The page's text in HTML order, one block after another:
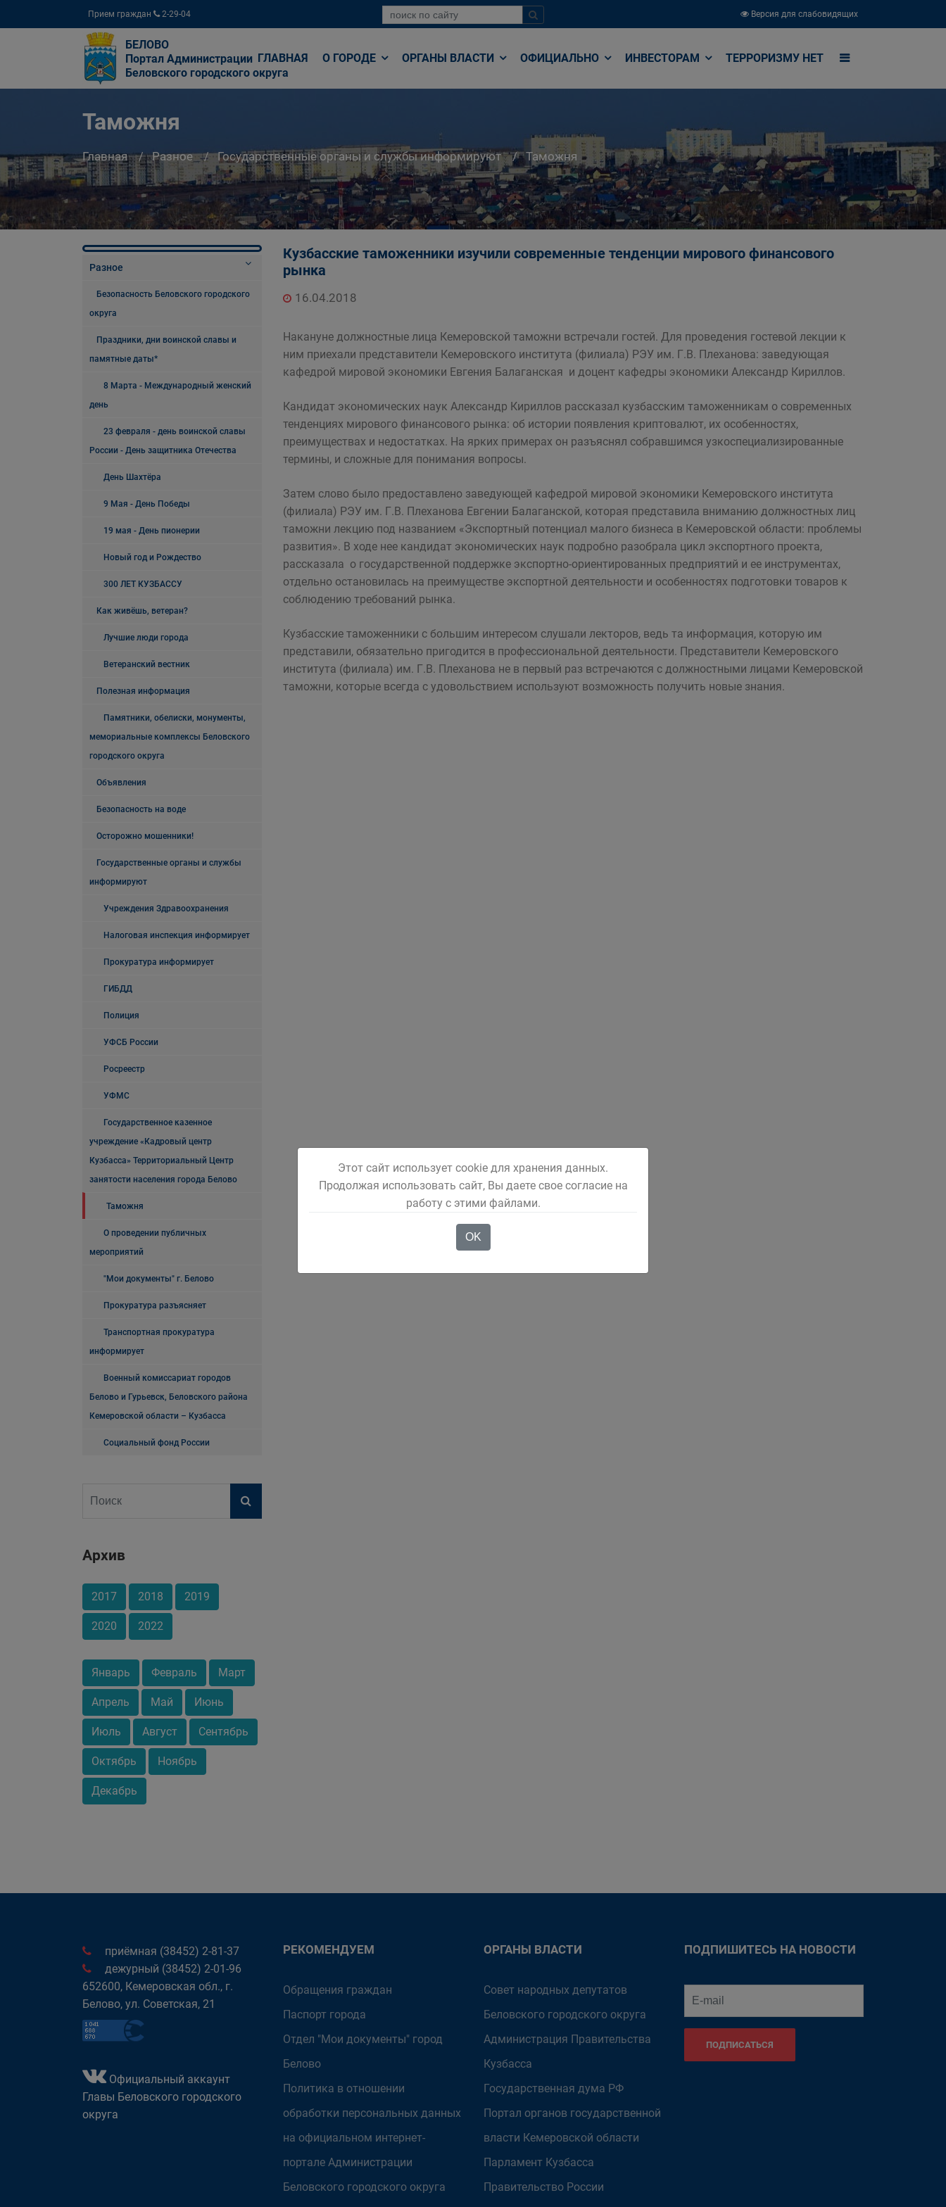
Прием граждан 2-29-04 Версия для слабовидящих
БЕЛОВО
Портал Администрации
Беловского городского округа
ГЛАВНАЯ О ГОРОДЕ ОРГАНЫ ВЛАСТИ ОФИЦИАЛЬНО ИНВЕСТОРАМ ТЕРРОРИЗМУ НЕТ
Таможня
Главная Разное Государственные органы и службы информируют Таможня
Разное
Безопасность Беловского городского
округа
Праздники, дни воинской славы и
памятные даты*
8 Марта - Международный женский
день
23 февраля - день воинской славы
России - День защитника Отечества
День Шахтёра
9 Мая - День Победы
19 мая - День пионерии
Новый год и Рождество
300 ЛЕТ КУЗБАССУ
Как живёшь, ветеран?
Лучшие люди города
Ветеранский вестник
Полезная информация
Памятники, обелиски, монументы,
мемориальные комплексы Беловского
городского округа
Объявления
Безопасность на воде
Осторожно мошенники!
Государственные органы и службы
информируют
Учреждения Здравоохранения
Налоговая инспекция информирует
Прокуратура информирует
ГИБДД
Полиция
УФСБ России
Росреестр
УФМС
Государственное казенное
учреждение «Кадровый центр
Кузбасса» Территориальный Центр
занятости населения города Белово
Таможня
О проведении публичных
мероприятий
"Мои документы" г. Белово
Прокуратура разъясняет
Транспортная прокуратура
информирует
Военный комиссариат городов
Белово и Гурьевск, Беловского района
Кемеровской области – Кузбасса
Социальный фонд России
Архив
2017 2018 2019
2020 2022
Январь Февраль Март
Апрель Май Июнь
Июль Август Сентябрь
Октябрь Ноябрь
Декабрь
Кузбасские таможенники изучили современные тенденции мирового финансового
рынка
16.04.2018
Накануне должностные лица Кемеровской таможни встречали гостей. Для проведения гостевой лекции к
ним приехали представители Кемеровского института (филиала) РЭУ им. Г.В. Плеханова: заведующая
кафедрой мировой экономики Евгения Балаганская и доцент кафедры экономики Александр Кириллов.
Кандидат экономических наук Александр Кириллов рассказал кузбасским таможенникам о современных
тенденциях мирового финансового рынка: об истории появления криптовалют, их особенностях,
преимуществах и недостатках. На ярких примерах он разъяснял собравшимся узкоспециализированные
термины, и сложные для понимания вопросы.
Затем слово было предоставлено заведующей кафедрой мировой экономики Кемеровского института
(филиала) РЭУ им. Г.В. Плеханова Евгении Балаганской, которая представила вниманию должностных лиц
таможни лекцию под названием «Экспортный потенциал малого бизнеса в Кемеровской области: проблемы
развития». В ходе нее кандидат экономических наук подробно разобрала цикл экспортного проекта,
рассказала о государственной поддержке экспортно-ориентированных предприятий и ее инструментах,
отдельно остановилась на преимуществе экспортной деятельности и особенностях подготовки товаров к
соблюдению требований рынка.
Кузбасские таможенники с большим интересом слушали лекторов, ведь та информация, которую им
представили, обязательно пригодится в профессиональной деятельности. Представители Кемеровского
института (филиала) им. Г.В. Плеханова не в первый раз встречаются с должностными лицами Кемеровской
таможни, которые всегда с удовольствием используют возможность получить новые знания.
приёмная (38452) 2-81-37
дежурный (38452) 2-01-96
652600, Кемеровская обл., г.
Белово, ул. Советская, 21
Официальный аккаунт
Главы Беловского городского
округа
РЕКОМЕНДУЕМ
Обращения граждан
Паспорт города
Отдел "Мои документы" город
Белово
Политика в отношении
обработки персональных данных
на официальном интернет-
портале Администрации
Беловского городского округа
ОРГАНЫ ВЛАСТИ
Совет народных депутатов
Беловского городского округа
Администрация Правительства
Кузбасса
Государственная дума РФ
Портал органов государственной
власти Кемеровской области
Парламент Кузбасса
Правительство России
ПОДПИШИТЕСЬ НА НОВОСТИ
ПОДПИСАТЬСЯ
Этот сайт использует cookie для хранения данных.
Продолжая использовать сайт, Вы даете свое согласие на
работу с этими файлами.
OK